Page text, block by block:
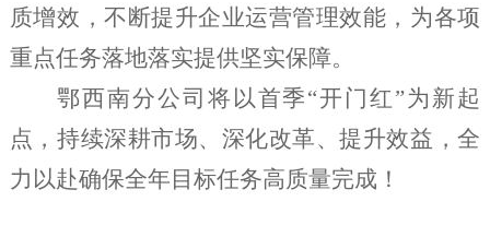
质增效，不断提升企业运营管理效能，为各项
重点任务落地落实提供坚实保障。
鄂西南分公司将以首季“开门红”为新起
点，持续深耕市场、深化改革、提升效益，全
力以赴确保全年目标任务高质量完成！